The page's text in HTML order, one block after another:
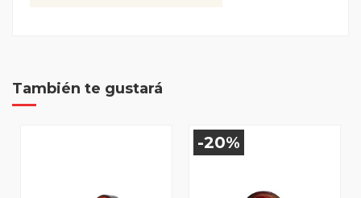
También te gustará
-20%